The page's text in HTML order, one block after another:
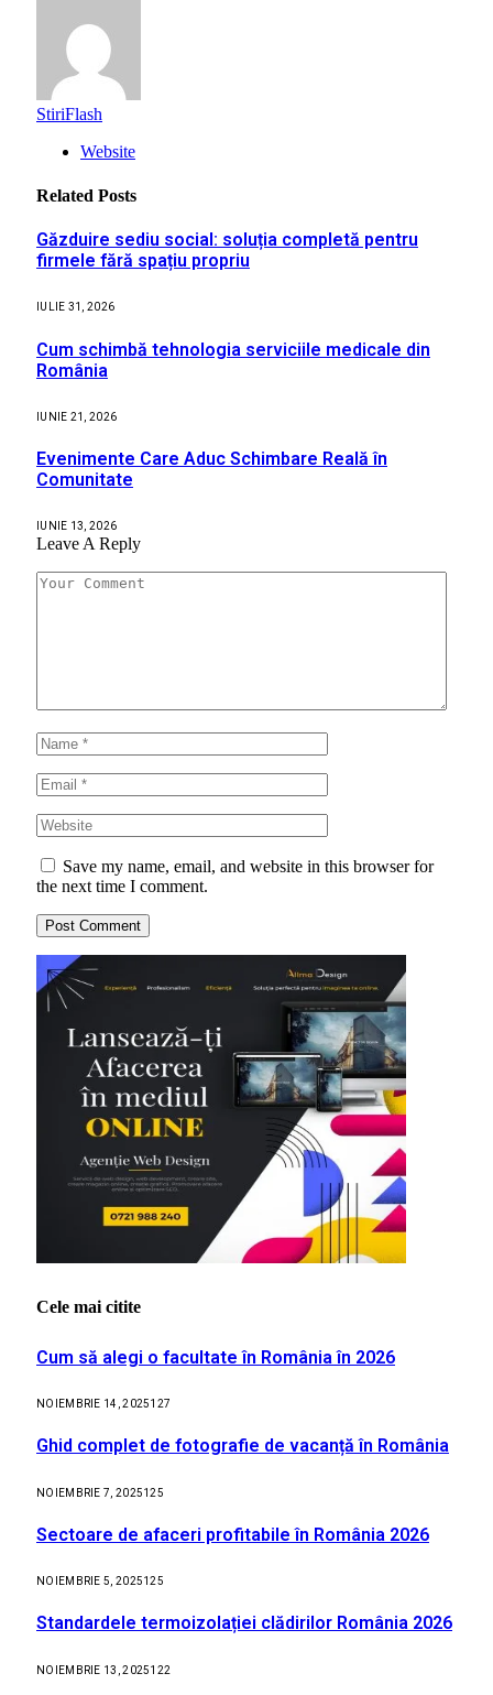
StiriFlash
Website
Related Posts
Găzduire sediu social: soluția completă pentru
firmele fără spațiu propriu
IULIE 31, 2026
Cum schimbă tehnologia serviciile medicale din
România
IUNIE 21, 2026
Evenimente Care Aduc Schimbare Reală în
Comunitate
IUNIE 13, 2026
Leave A Reply
Save my name, email, and website in this browser for
the next time I comment.
Cele mai citite
Cum să alegi o facultate în România în 2026
NOIEMBRIE 14, 2025127
Ghid complet de fotografie de vacanță în România
NOIEMBRIE 7, 2025125
Sectoare de afaceri profitabile în România 2026
NOIEMBRIE 5, 2025125
Standardele termoizolației clădirilor România 2026
NOIEMBRIE 13, 2025122